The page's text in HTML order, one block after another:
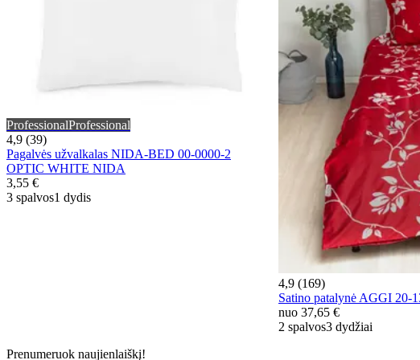
ProfessionalProfessional
4,9 (39)
Pagalvės užvalkalas NIDA-BED 00-0000-2
OPTIC WHITE NIDA
3,55 €
3 spalvos1 dydis
4,9 (169)
Satino patalynė AGGI 20-
nuo 37,65 €
2 spalvos3 dydžiai
Prenumeruok naujienlaiškį!